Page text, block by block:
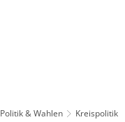
Politik & Wahlen Kreispolitik